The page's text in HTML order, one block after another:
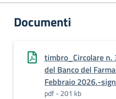
Documenti
timbro_Circolare n.
del Banco del
Febbraio 2026.-
pdf - 201 kb